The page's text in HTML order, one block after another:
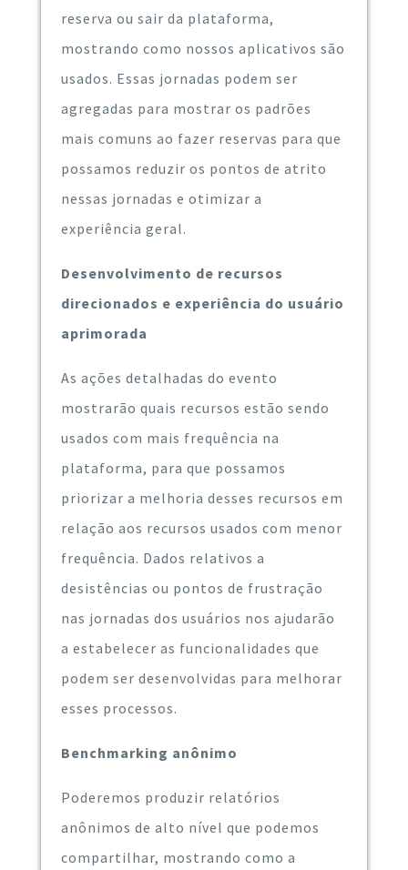
reserva ou sair da plataforma,
mostrando como nossos aplicativos são
usados. Essas jornadas podem ser
agregadas para mostrar os padrões
mais comuns ao fazer reservas para que
possamos reduzir os pontos de atrito
nessas jornadas e otimizar a
experiência geral.
Desenvolvimento de recursos
direcionados e experiência do usuário
aprimorada
As ações detalhadas do evento
mostrarão quais recursos estão sendo
usados ​​com mais frequência na
plataforma, para que possamos
priorizar a melhoria desses recursos em
relação aos recursos usados ​​com menor
frequência. Dados relativos a
desistências ou pontos de frustração
nas jornadas dos usuários nos ajudarão
a estabelecer as funcionalidades que
podem ser desenvolvidas para melhorar
esses processos.
Benchmarking anônimo
Poderemos produzir relatórios
anônimos de alto nível que podemos
compartilhar, mostrando como a